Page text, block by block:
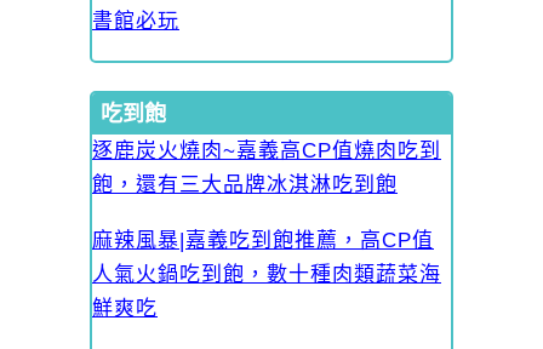
書館必玩
吃到飽
逐鹿炭火燒肉~嘉義高CP值燒肉吃到
飽，還有三大品牌冰淇淋吃到飽
麻辣風暴|嘉義吃到飽推薦，高CP值
人氣火鍋吃到飽，數十種肉類蔬菜海
鮮爽吃